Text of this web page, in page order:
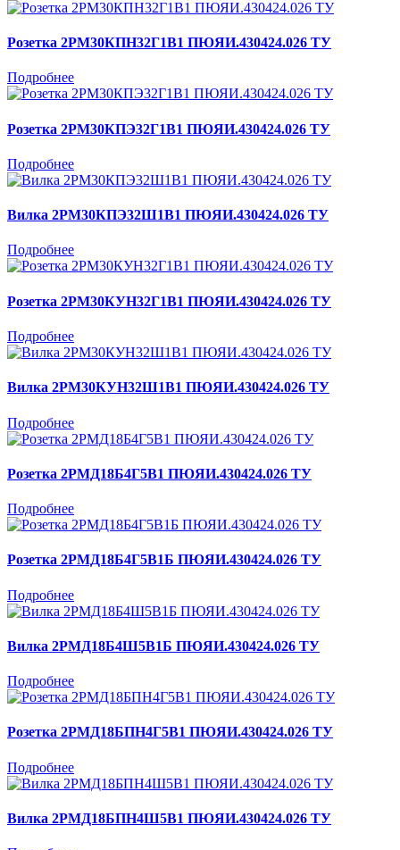
Розетка 2РМ30КПН32Г1В1 ПЮЯИ.430424.026 ТУ
Подробнее
Розетка 2РМ30КПЭ32Г1В1 ПЮЯИ.430424.026 ТУ
Подробнее
Вилка 2РМ30КПЭ32Ш1В1 ПЮЯИ.430424.026 ТУ
Подробнее
Розетка 2РМ30КУН32Г1В1 ПЮЯИ.430424.026 ТУ
Подробнее
Вилка 2РМ30КУН32Ш1В1 ПЮЯИ.430424.026 ТУ
Подробнее
Розетка 2РМД18Б4Г5В1 ПЮЯИ.430424.026 ТУ
Подробнее
Розетка 2РМД18Б4Г5В1Б ПЮЯИ.430424.026 ТУ
Подробнее
Вилка 2РМД18Б4Ш5В1Б ПЮЯИ.430424.026 ТУ
Подробнее
Розетка 2РМД18БПН4Г5В1 ПЮЯИ.430424.026 ТУ
Подробнее
Вилка 2РМД18БПН4Ш5В1 ПЮЯИ.430424.026 ТУ